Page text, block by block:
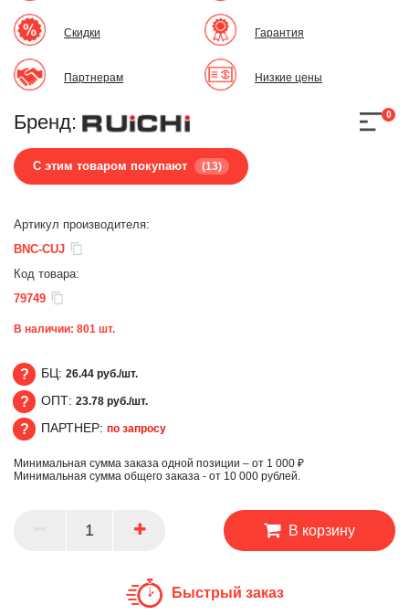
Скидки
Партнерам
Гарантия
Низкие цены
Бренд:
С этим товаром покупают (13)
0
Артикул производителя:
BNC-CUJ
Код товара:
79749
В наличии: 801 шт.
БЦ
БЦ: 26.44 руб./шт.
ОПТ
ОПТ: 23.78 руб./шт.
ПАРТНЕР
ПАРТНЕР: по запросу
Минимальная сумма заказа одной позиции – от 1 000 ₽
Минимальная сумма общего заказа - от 10 000 рублей.
В корзину
Быстрый заказ